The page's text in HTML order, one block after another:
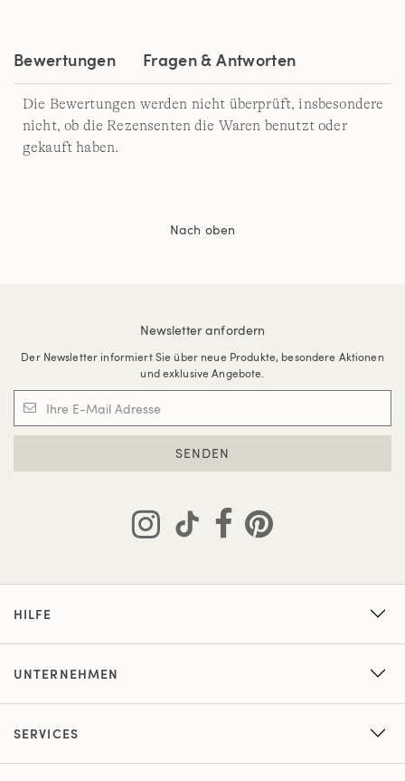
Bewertungen Fragen & Antworten
Die Bewertungen werden nicht überprüft, insbesondere
nicht, ob die Rezensenten die Waren benutzt oder
gekauft haben.
Nach oben
Newsletter anfordern
Der Newsletter informiert Sie über neue Produkte, besondere Aktionen
und exklusive Angebote.
SENDEN
HILFE
UNTERNEHMEN
SERVICES